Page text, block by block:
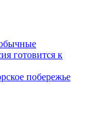
готовится к
побережье